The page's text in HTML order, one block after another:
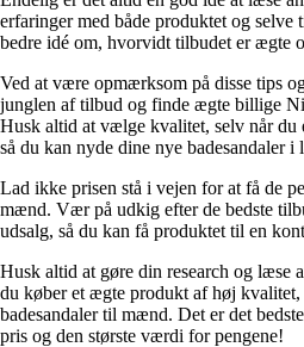
erfaringer med både produktet og
bedre idé om, hvorvidt tilbudet er ægte
Ved at være opmærksom på disse tips
junglen af tilbud og finde ægte billige
Husk altid at vælge kvalitet, selv når du
så du kan nyde dine nye badesandaler i
Lad ikke prisen stå i vejen for at få de
mænd. Vær på udkig efter de bedste
udsalg, så du kan få produktet til en
Husk altid at gøre din research og læse
du køber et ægte produkt af høj
badesandaler til mænd. Det er det
pris og den største værdi for pengene!